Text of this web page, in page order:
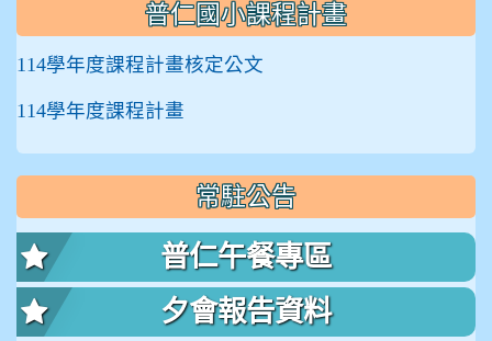
普仁國小課程計畫
114學年度課程計畫核定公文
114學年度課程計畫
常駐公告
普仁午餐專區
夕會報告資料